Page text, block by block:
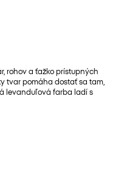
rohov a ťažko prístupných
tvar pomáha dostať sa tam,
levanduľová farba ladí s